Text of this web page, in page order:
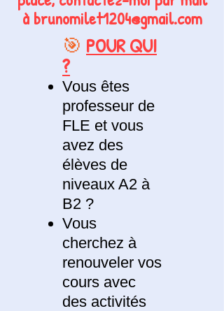
à brunomilet1204@gmail.com
🎯 POUR QUI
?
Vous êtes
professeur de
FLE et vous
avez des
élèves de
niveaux A2 à
B2 ?
Vous
cherchez à
renouveler vos
cours avec
des activités